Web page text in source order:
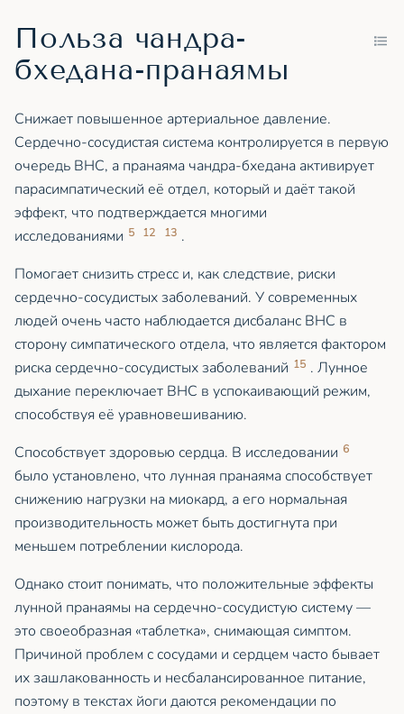
Польза чандра-
бхедана-пранаямы
Снижает повышенное артериальное давление.
Сердечно-сосудистая система контролируется в первую
очередь ВНС, а пранаяма чандра-бхедана активирует
парасимпатический её отдел, который и даёт такой
эффект, что подтверждается многими
исследованиями 5 12 13 .
Помогает снизить стресс и, как следствие, риски
сердечно-сосудистых заболеваний. У современных
людей очень часто наблюдается дисбаланс ВНС в
сторону симпатического отдела, что является фактором
риска сердечно-сосудистых заболеваний 15 . Лунное
дыхание переключает ВНС в успокаивающий режим,
способствуя её уравновешиванию.
Способствует здоровью сердца. В исследовании 6
было установлено, что лунная пранаяма способствует
снижению нагрузки на миокард, а его нормальная
производительность может быть достигнута при
меньшем потреблении кислорода.
Однако стоит понимать, что положительные эффекты
лунной пранаямы на сердечно-сосудистую систему —
это своеобразная «таблетка», снимающая симптом.
Причиной проблем с сосудами и сердцем часто бывает
их зашлакованность и несбалансированное питание,
поэтому в текстах йоги даются рекомендации по